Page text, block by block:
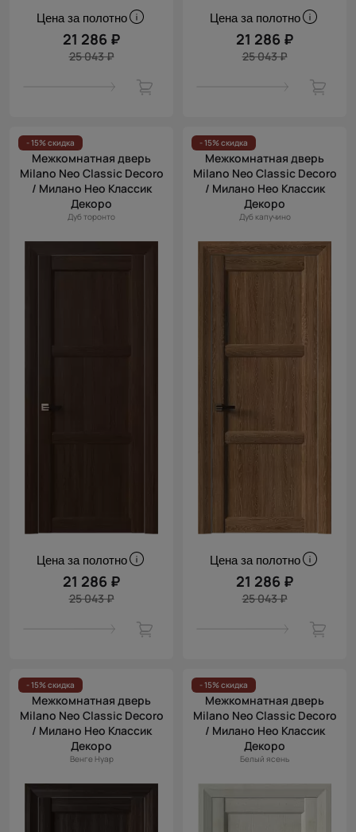
Цена за полотно
21 286 ₽
25 043 ₽
Цена за полотно
21 286 ₽
25 043 ₽
- 15% скидка
Межкомнатная дверь
Milano Neo Classic Decoro
/ Милано Нео Классик
Декоро
Дуб торонто
Цена за полотно
21 286 ₽
25 043 ₽
- 15% скидка
Межкомнатная дверь
Milano Neo Classic Decoro
/ Милано Нео Классик
Декоро
Дуб капучино
Цена за полотно
21 286 ₽
25 043 ₽
- 15% скидка
Межкомнатная дверь
Milano Neo Classic Decoro
/ Милано Нео Классик
Декоро
Венге Нуар
- 15% скидка
Межкомнатная дверь
Milano Neo Classic Decoro
/ Милано Нео Классик
Декоро
Белый ясень